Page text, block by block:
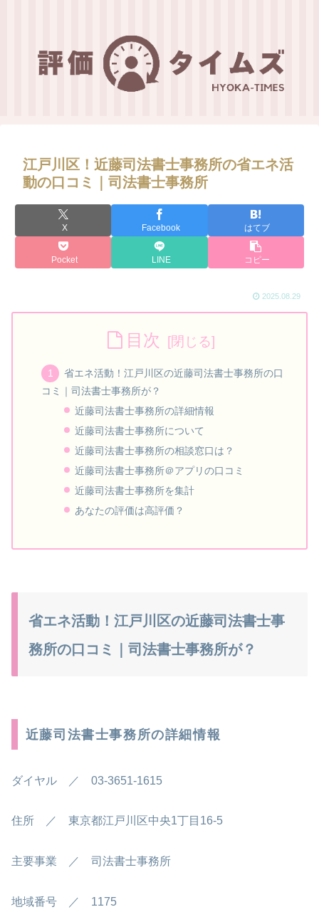
江戸川区！近藤司法書士事務所の省エネ活
動の口コミ｜司法書士事務所
X Facebook はてブ
Pocket LINE コピー
2025.08.29
目次
省エネ活動！江戸川区の近藤司法書士事務所の口
コミ｜司法書士事務所が？
近藤司法書士事務所の詳細情報
近藤司法書士事務所について
近藤司法書士事務所の相談窓口は？
近藤司法書士事務所＠アプリの口コミ
近藤司法書士事務所を集計
あなたの評価は高評価？
省エネ活動！江戸川区の近藤司法書士事
務所の口コミ｜司法書士事務所が？
近藤司法書士事務所の詳細情報
ダイヤル ／ 03-3651-1615
住所 ／ 東京都江戸川区中央1丁目16-5
主要事業 ／ 司法書士事務所
地域番号 ／ 1175